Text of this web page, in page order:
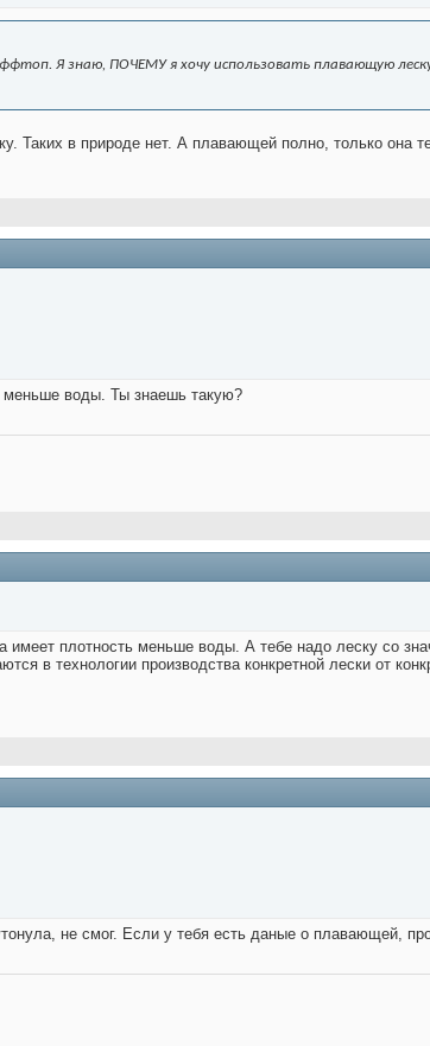
Я знаю, ПОЧЕМУ я хочу использовать плавающую
в природе нет. А плавающей полно, только она
меньше воды. Ты знаешь такую?
имеет плотность меньше воды. А тебе надо леску со
в технологии производства конкретной лески от
не смог. Если у тебя есть даные о плавающей,